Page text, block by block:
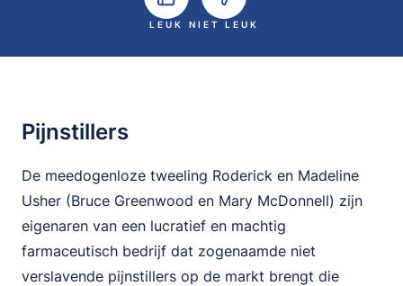
LEUK NIET LEUK
Pijnstillers
De meedogenloze tweeling Roderick en Madeline
Usher (Bruce Greenwood en Mary McDonnell) zijn
eigenaren van een lucratief en machtig
farmaceutisch bedrijf dat zogenaamde niet
verslavende pijnstillers op de markt brengt die